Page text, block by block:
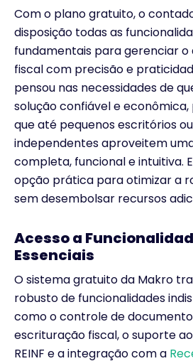
Com o plano gratuito, o
disposição todas as
fundamentais para gerenciar
fiscal com precisão e
pensou nas necessidades de
solução confiável e
que até pequenos escritórios
independentes aproveitem
completa, funcional e intuitiva.
opção prática para otimizar a
sem desembolsar recursos
Acesso a
Essenciais
O sistema gratuito da Makro
robusto de funcionalidades
como o controle de
escrituração fiscal, o suporte ao
REINF e a integração com a